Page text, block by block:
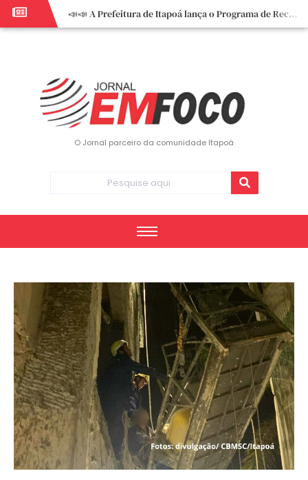
📣📣 A Prefeitura de Itapoá lança o Programa de Recuperação Fiscal (REFIS).
📢 Empreendedor do turismo, esta oportunidade é para você! Itapoá – SC.
O Jornal parceiro da comunidade Itapoá